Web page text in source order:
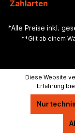
Zahlarten
*Alle Preise inkl.
**Gilt ab einem
Diese Website
Erfahrung
Nur